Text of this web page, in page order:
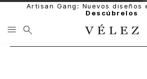
Artisan Gang: Nuevos diseños
Descúbrelos